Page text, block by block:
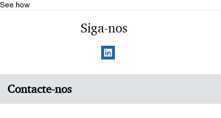
See how
Siga-nos
Contacte-nos